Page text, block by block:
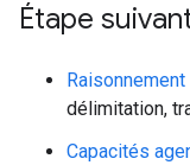
Étape
délimitation,
Capacités